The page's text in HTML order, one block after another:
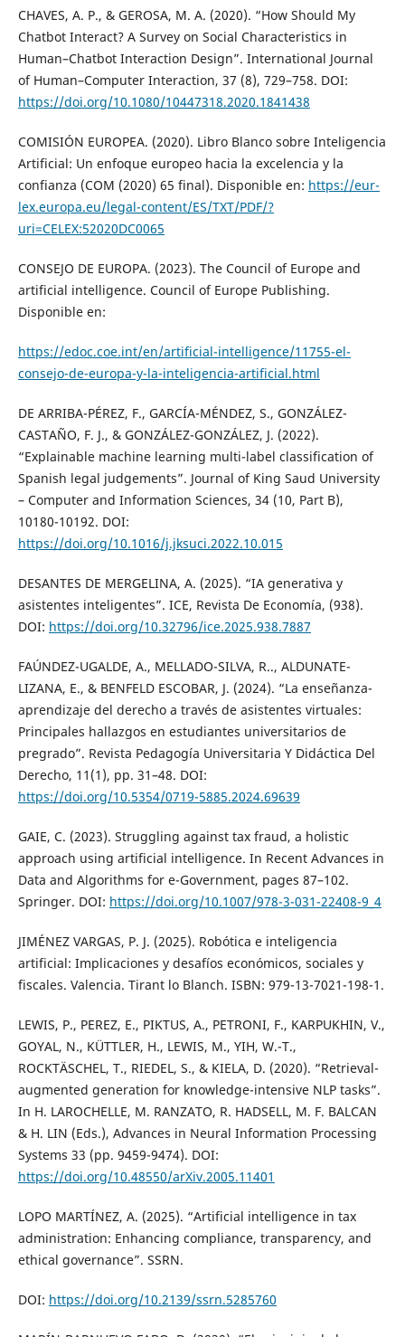
CHAVES, A. P., & GEROSA, M. A. (2020). “How Should My
Chatbot Interact? A Survey on Social Characteristics in
Human–Chatbot Interaction Design”. International Journal
of Human–Computer Interaction, 37 (8), 729–758. DOI:
https://doi.org/10.1080/10447318.2020.1841438
COMISIÓN EUROPEA. (2020). Libro Blanco sobre Inteligencia
Artificial: Un enfoque europeo hacia la excelencia y la
confianza (COM (2020) 65 final). Disponible en: https://eur-
lex.europa.eu/legal-content/ES/TXT/PDF/?
uri=CELEX:52020DC0065
CONSEJO DE EUROPA. (2023). The Council of Europe and
artificial intelligence. Council of Europe Publishing.
Disponible en:
https://edoc.coe.int/en/artificial-intelligence/11755-el-
consejo-de-europa-y-la-inteligencia-artificial.html
DE ARRIBA-PÉREZ, F., GARCÍA-MÉNDEZ, S., GONZÁLEZ-
CASTAÑO, F. J., & GONZÁLEZ-GONZÁLEZ, J. (2022).
“Explainable machine learning multi-label classification of
Spanish legal judgements”. Journal of King Saud University
– Computer and Information Sciences, 34 (10, Part B),
10180-10192. DOI:
https://doi.org/10.1016/j.jksuci.2022.10.015
DESANTES DE MERGELINA, A. (2025). “IA generativa y
asistentes inteligentes”. ICE, Revista De Economía, (938).
DOI: https://doi.org/10.32796/ice.2025.938.7887
FAÚNDEZ-UGALDE, A., MELLADO-SILVA, R.., ALDUNATE-
LIZANA, E., & BENFELD ESCOBAR, J. (2024). “La enseñanza-
aprendizaje del derecho a través de asistentes virtuales:
Principales hallazgos en estudiantes universitarios de
pregrado”. Revista Pedagogía Universitaria Y Didáctica Del
Derecho, 11(1), pp. 31–48. DOI:
https://doi.org/10.5354/0719-5885.2024.69639
GAIE, C. (2023). Struggling against tax fraud, a holistic
approach using artificial intelligence. In Recent Advances in
Data and Algorithms for e-Government, pages 87–102.
Springer. DOI: https://doi.org/10.1007/978-3-031-22408-9_4
JIMÉNEZ VARGAS, P. J. (2025). Robótica e inteligencia
artificial: Implicaciones y desafíos económicos, sociales y
fiscales. Valencia. Tirant lo Blanch. ISBN: 979-13-7021-198-1.
LEWIS, P., PEREZ, E., PIKTUS, A., PETRONI, F., KARPUKHIN, V.,
GOYAL, N., KÜTTLER, H., LEWIS, M., YIH, W.-T.,
ROCKTÄSCHEL, T., RIEDEL, S., & KIELA, D. (2020). “Retrieval-
augmented generation for knowledge-intensive NLP tasks”.
In H. LAROCHELLE, M. RANZATO, R. HADSELL, M. F. BALCAN
& H. LIN (Eds.), Advances in Neural Information Processing
Systems 33 (pp. 9459-9474). DOI:
https://doi.org/10.48550/arXiv.2005.11401
LOPO MARTÍNEZ, A. (2025). “Artificial intelligence in tax
administration: Enhancing compliance, transparency, and
ethical governance”. SSRN.
DOI: https://doi.org/10.2139/ssrn.5285760